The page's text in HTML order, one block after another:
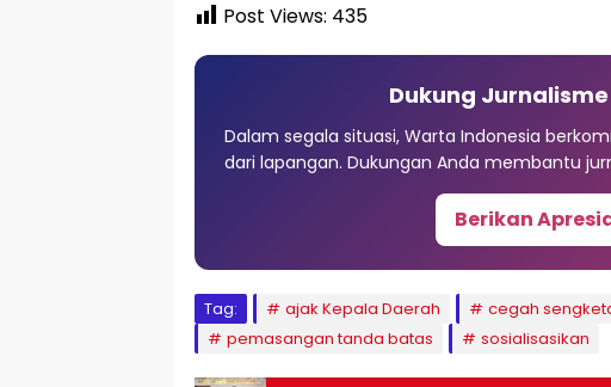
Post Views: 435
Dukung
Dalam segala situasi, Warta Indonesia
dari lapangan. Dukungan Anda membantu
Berikan
Tag: ajak Kepala Daerah cegah
pemasangan tanda batas
sosialisasikan